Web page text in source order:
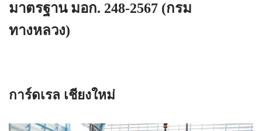
มาตรฐาน มอก. 248-2567 (กรม
ทางหลวง)
การ์ดเรล เชียงใหม่